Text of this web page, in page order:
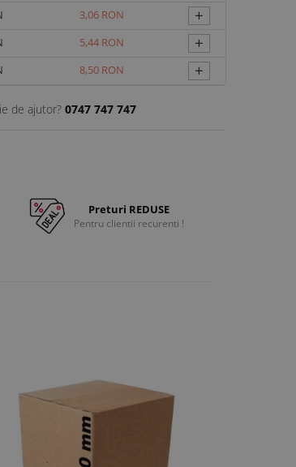
3,06 RON +
5,44 RON +
8,50 RON +
de ajutor? 0747 747 747
Preturi REDUSE
Pentru clientii recurenti !